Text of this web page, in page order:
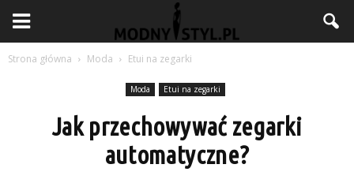
Strona główna Moda Etui na zegarki
Moda Etui na zegarki
Jak przechowywać zegarki
automatyczne?